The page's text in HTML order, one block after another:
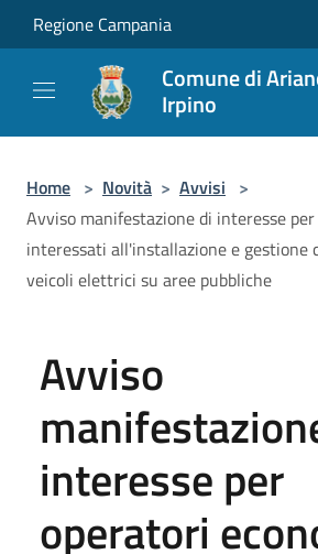
Salta al contenuto principale
Regione Campania
Comune di
Irpino
Home > Novità > Avvisi >
Avviso manifestazione di interesse
interessati all'installazione e gestione
veicoli elettrici su aree pubbliche
Avviso
interesse per
operatori